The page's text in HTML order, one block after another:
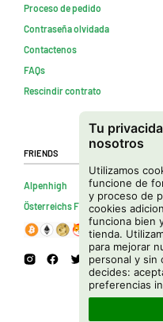
Tu
nosotros
Utilizamos
funcione de
y proceso de
cookies
funciona bien
tienda.
para mejorar
personal y sin
decides:
preferencias
Proceso de pedido
Contraseña olvidada
Contactenos
FAQs
Rescindir contrato
Friends
Alpenhigh
Österreichs Firmenverzeichnis